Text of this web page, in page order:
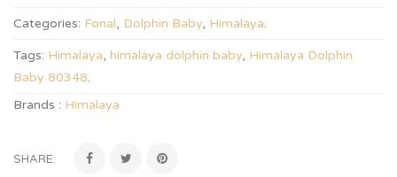
Categories: Fonal, Dolphin Baby, Himalaya.
Tags: Himalaya, himalaya dolphin baby, Himalaya Dolphin
Baby 80348.
Brands : Himalaya
SHARE: